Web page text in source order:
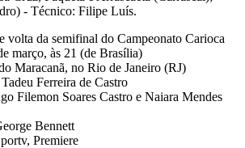
- Técnico: Filipe Luís.
volta da semifinal do Campeonato Carioca
março, às 21 (de Brasília)
Maracanã, no Rio de Janeiro (RJ)
Ferreira de Castro
Filemon Soares Castro e Naiara Mendes
Bennett
Premiere